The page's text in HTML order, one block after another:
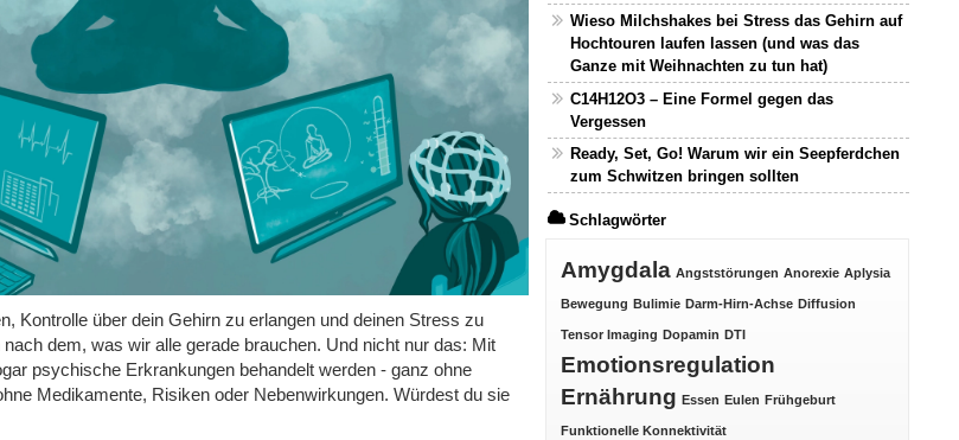
Kontrolle über dein Gehirn zu erlangen und deinen Stress zu
dem, was wir alle gerade brauchen. Und nicht nur das: Mit
psychische Erkrankungen behandelt werden - ganz ohne
Medikamente, Risiken oder Nebenwirkungen. Würdest du sie
Wieso Milchshakes bei Stress das Gehirn auf
Hochtouren laufen lassen (und was das
Ganze mit Weihnachten zu tun hat)
C14H12O3 – Eine Formel gegen das
Vergessen
Ready, Set, Go! Warum wir ein Seepferdchen
zum Schwitzen bringen sollten
Schlagwörter
Amygdala Angststörungen Anorexie Aplysia
Bewegung Bulimie Darm-Hirn-Achse Diffusion
Tensor Imaging Dopamin DTI
Emotionsregulation
Ernährung Essen Eulen Frühgeburt
Funktionelle Konnektivität